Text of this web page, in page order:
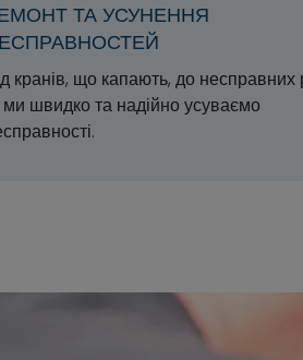
ТА УСУНЕННЯ
кранів, що капають, до несправних
швидко та надійно усуваємо